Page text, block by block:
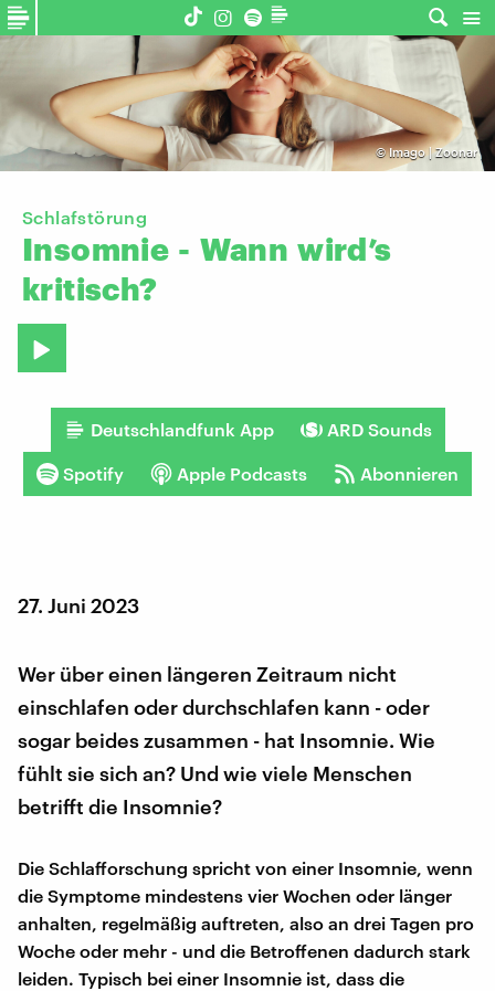
©Imago | Zoonar
Schlafstörung
Insomnie - Wann wird’s
kritisch?
Deutschlandfunk App ARD Sounds
Spotify Apple Podcasts Abonnieren
27. Juni 2023
Wer über einen längeren Zeitraum nicht
einschlafen oder durchschlafen kann - oder
sogar beides zusammen - hat Insomnie. Wie
fühlt sie sich an? Und wie viele Menschen
betrifft die Insomnie?
Die Schlafforschung spricht von einer Insomnie, wenn
die Symptome mindestens vier Wochen oder länger
anhalten, regelmäßig auftreten, also an drei Tagen pro
Woche oder mehr - und die Betroffenen dadurch stark
leiden. Typisch bei einer Insomnie ist, dass die